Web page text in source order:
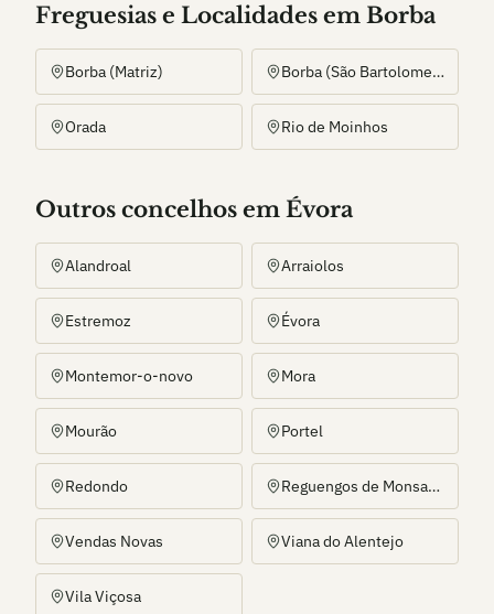
Freguesias e Localidades em Borba
Borba (Matriz) Borba (São Bartolomeu)
Orada Rio de Moinhos
Outros concelhos em Évora
Alandroal Arraiolos
Estremoz Évora
Montemor-o-novo Mora
Mourão Portel
Redondo Reguengos de Monsaraz
Vendas Novas Viana do Alentejo
Vila Viçosa